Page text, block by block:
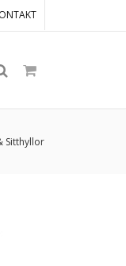
Sitthyllor